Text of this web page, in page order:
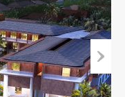
Next